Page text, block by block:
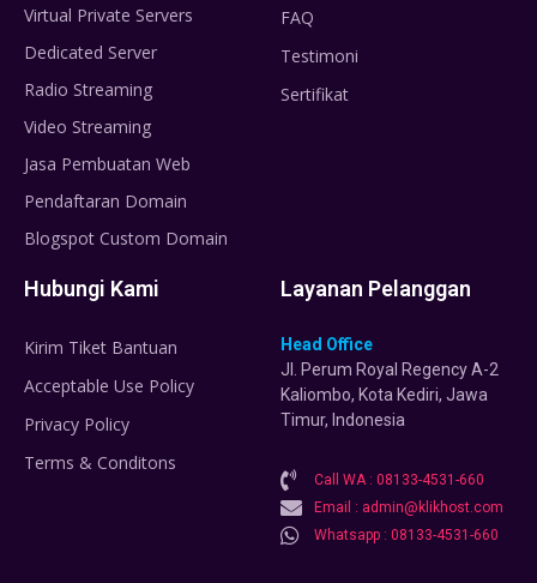
Virtual Private Servers
Dedicated Server
Radio Streaming
Video Streaming
Jasa Pembuatan Web
Pendaftaran Domain
Blogspot Custom Domain
FAQ
Testimoni
Sertifikat
Hubungi Kami
Kirim Tiket Bantuan
Acceptable Use Policy
Privacy Policy
Terms & Conditons
Layanan Pelanggan
Head Office
Jl. Perum Royal Regency A-2
Kaliombo, Kota Kediri, Jawa
Timur, Indonesia
Call WA : 08133-4531-660
Email : admin@klikhost.com
Whatsapp : 08133-4531-660